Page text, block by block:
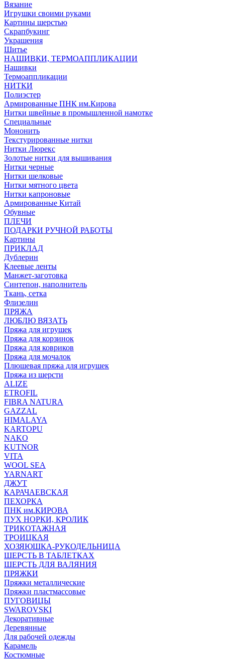
Вязание
Игрушки своими руками
Картины шерстью
Скрапбукинг
Украшения
Шитье
НАШИВКИ, ТЕРМОАППЛИКАЦИИ
Нашивки
Термоаппликации
НИТКИ
Полиэстер
Армированные ПНК им.Кирова
Нитки швейные в промышленной намотке
Специальные
Мононить
Текстурированные нитки
Нитки Люрекс
Золотые нитки для вышивания
Нитки черные
Нитки шелковые
Нитки мятного цвета
Нитки капроновые
Армированные Китай
Обувные
ПЛЕЧИ
ПОДАРКИ РУЧНОЙ РАБОТЫ
Картины
ПРИКЛАД
Дублерин
Клеевые ленты
Манжет-заготовка
Синтепон, наполнитель
Ткань, сетка
Флизелин
ПРЯЖА
ЛЮБЛЮ ВЯЗАТЬ
Пряжа для игрушек
Пряжа для корзинок
Пряжа для ковриков
Пряжа для мочалок
Плюшевая пряжа для игрушек
Пряжа из шерсти
ALIZE
ETROFIL
FIBRA NATURA
GAZZAL
HIMALAYA
KARTOPU
NAKO
KUTNOR
VITA
WOOL SEA
YARNART
ДЖУТ
КАРАЧАЕВСКАЯ
ПЕХОРКА
ПНК им.КИРОВА
ПУХ НОРКИ, КРОЛИК
ТРИКОТАЖНАЯ
ТРОИЦКАЯ
ХОЗЯЮШКА-РУКОДЕЛЬНИЦА
ШЕРСТЬ В ТАБЛЕТКАХ
ШЕРСТЬ ДЛЯ ВАЛЯНИЯ
ПРЯЖКИ
Пряжки металлические
Пряжки пластмассовые
ПУГОВИЦЫ
SWAROVSKI
Декоративные
Деревянные
Для рабочей одежды
Карамель
Костюмные